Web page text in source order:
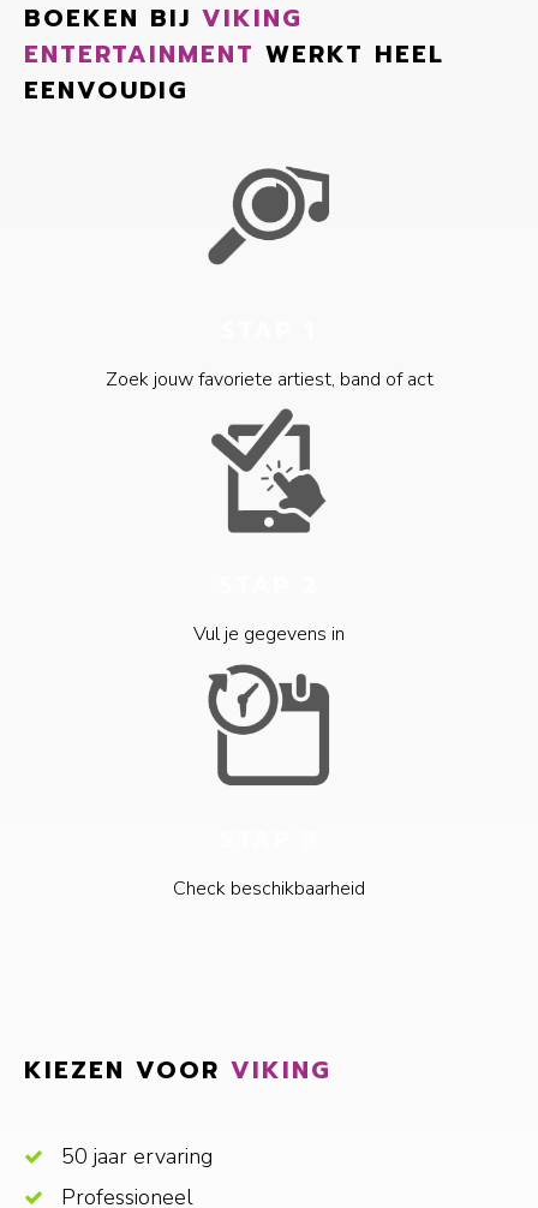
BOEKEN BIJ VIKING
ENTERTAINMENT WERKT HEEL
EENVOUDIG
Zoek jouw favoriete artiest, band of act
Vul je gegevens in
Check beschikbaarheid
KIEZEN VOOR VIKING
50 jaar ervaring
Professioneel